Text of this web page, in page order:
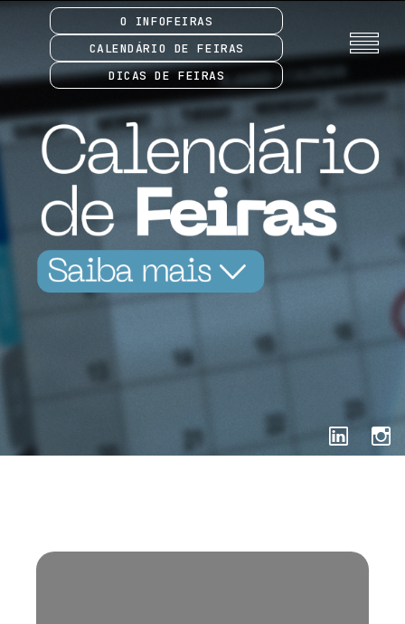
O INFOFEIRAS
CALENDÁRIO DE FEIRAS
DICAS DE FEIRAS